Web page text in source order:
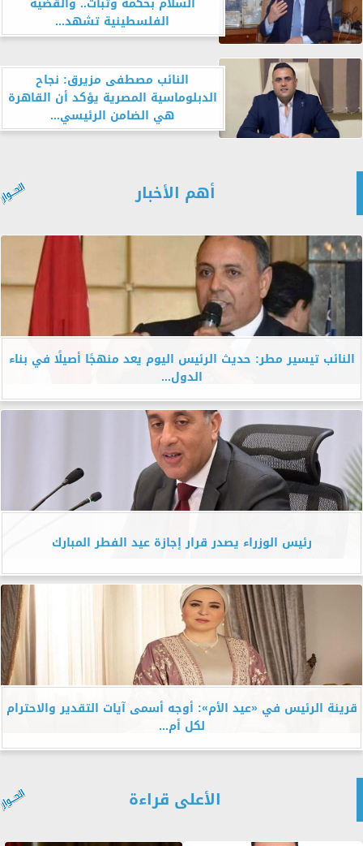
الفلسطينية تشهد...
النائب مصطفى مزيرق: نجاح
الدبلوماسية المصرية يؤكد أن القاهرة
هي الضامن الرئيسي...
أهم الأخبار
النائب تيسير مطر: حديث الرئيس اليوم يعد منهجًا أصيلًا في بناء
الدول...
رئيس الوزراء يصدر قرار إجازة عيد الفطر المبارك
قرينة الرئيس في «عيد الأم»: أوجه أسمى آيات التقدير والاحترام
لكل أم...
الأعلى قراءة